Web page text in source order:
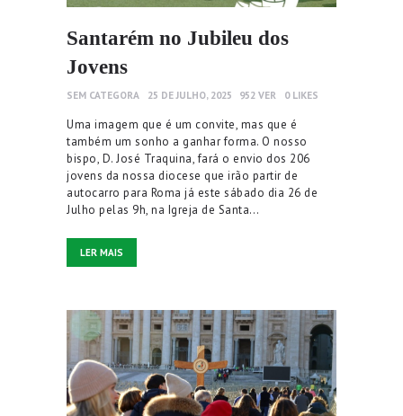
Santarém no Jubileu dos
Jovens
SEM CATEGORA 25 DE JULHO, 2025 952 VER 0 LIKES
Uma imagem que é um convite, mas que é
também um sonho a ganhar forma. O nosso
bispo, D. José Traquina, fará o envio dos 206
jovens da nossa diocese que irão partir de
autocarro para Roma já este sábado dia 26 de
Julho pelas 9h, na Igreja de Santa…
LER MAIS